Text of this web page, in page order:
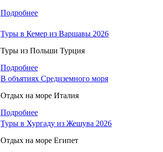
Подробнее
Туры в Кемер из Варшавы 2026
Туры из Польши Турция
Подробнее
В объятиях Средиземного моря
Отдых на море Италия
Подробнее
Туры в Хургаду из Жешува 2026
Отдых на море Египет